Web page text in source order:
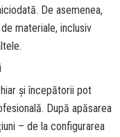
De asemenea,
materiale, inclusiv
și începătorii pot
După apăsarea
– de la configurarea